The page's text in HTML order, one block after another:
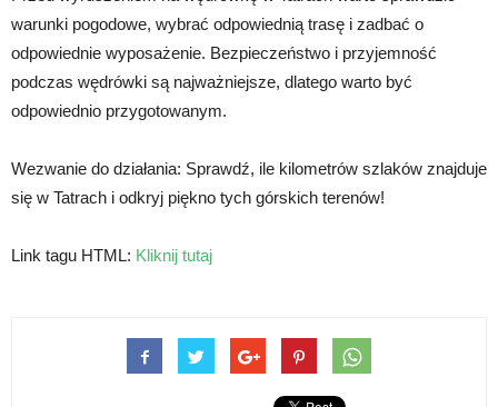
warunki pogodowe, wybrać odpowiednią trasę i zadbać o
odpowiednie wyposażenie. Bezpieczeństwo i przyjemność
podczas wędrówki są najważniejsze, dlatego warto być
odpowiednio przygotowanym.
Wezwanie do działania: Sprawdź, ile kilometrów szlaków znajduje
się w Tatrach i odkryj piękno tych górskich terenów!
Link tagu HTML: Kliknij tutaj